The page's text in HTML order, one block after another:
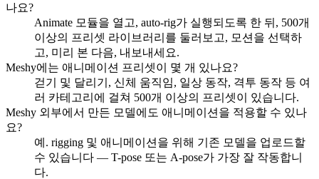
나요?
Animate 모듈을 열고, auto-rig가 실행되도록 한 뒤, 500개
이상의 프리셋 라이브러리를 둘러보고, 모션을 선택하
고, 미리 본 다음, 내보내세요.
Meshy에는 애니메이션 프리셋이 몇 개 있나요?
걷기 및 달리기, 신체 움직임, 일상 동작, 격투 동작 등 여
러 카테고리에 걸쳐 500개 이상의 프리셋이 있습니다.
Meshy 외부에서 만든 모델에도 애니메이션을 적용할 수 있나
요?
예. rigging 및 애니메이션을 위해 기존 모델을 업로드할
수 있습니다 — T-pose 또는 A-pose가 가장 잘 작동합니
다.